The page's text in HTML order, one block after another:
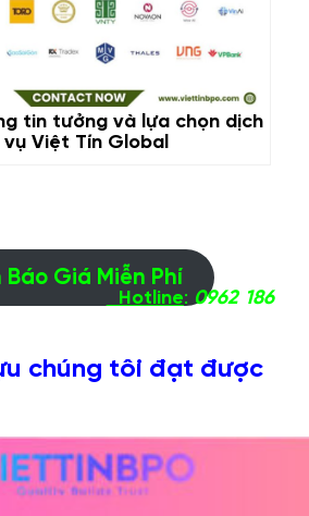
tin tưởng và lựa chọn dịch
vụ Việt Tín Global
Báo Giá Miễn Phí
Hotline:0962 186
chúng tôi đạt được